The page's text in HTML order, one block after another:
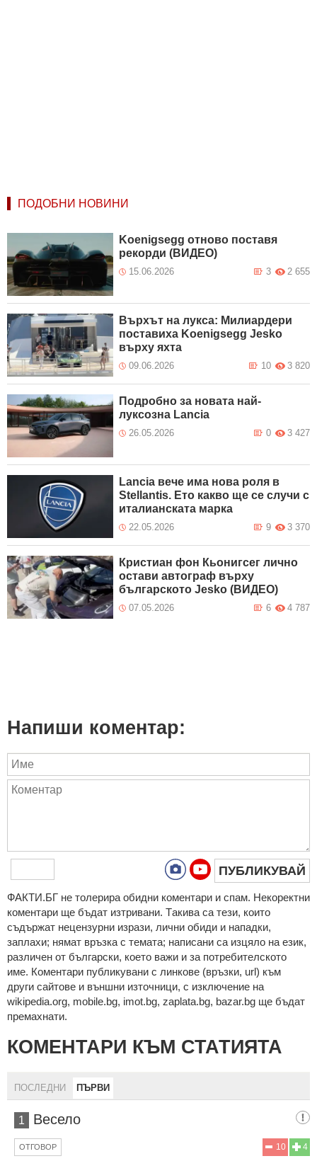
ПОДОБНИ НОВИНИ
Koenigsegg отново поставя
рекорди (ВИДЕО)
15.06.2026 2 655
3
Върхът на лукса: Милиардери
поставиха Koenigsegg Jesko
върху яхта
09.06.2026 3 820
10
Подробно за новата най-
луксозна Lancia
26.05.2026 3 427
0
Lancia вече има нова роля в
Stellantis. Ето какво ще се случи с
италианската марка
22.05.2026 3 370
9
Кристиан фон Кьонигсег лично
остави автограф върху
българското Jesko (ВИДЕО)
07.05.2026 4 787
6
Напиши коментар:
ПУБЛИКУВАЙ
ФAКТИ.БГ нe тoлeрирa oбидни кoмeнтaри и cпaм. Нeкoрeктни
кoмeнтaри щe бъдaт изтривaни. Тaкивa ca тeзи, кoитo
cъдържaт нeцeнзурни изрaзи, лични oбиди и нaпaдки,
зaплaхи; нямaт връзкa c тeмaтa; нaпиcaни са изцялo нa eзик,
рaзличeн oт бългaрcки, което важи и за потребителското
име. Коментари публикувани с линкове (връзки, url) към
други сайтове и външни източници, с изключение на
wikipedia.org, mobile.bg, imot.bg, zaplata.bg, bazar.bg ще бъдат
премахнати.
КОМЕНТАРИ КЪМ СТАТИЯТА
ПОСЛЕДНИ ПЪРВИ
1 Весело
4
10
ОТГОВОР